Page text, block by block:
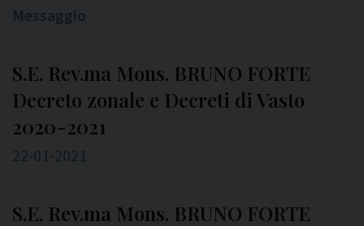
Messaggio
S.E. Rev.ma Mons. BRUNO FORTE
Decreto zonale e Decreti di Vasto
2020-2021
22-01-2021
S.E. Rev.ma Mons. BRUNO FORTE